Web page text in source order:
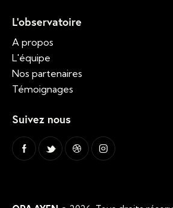
L'observatoire
A propos
L'équipe
Nos partenaires
Témoignages
Suivez nous